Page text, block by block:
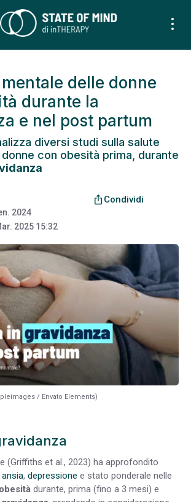
delle donne
durante la
e nel post partum
diversi studi sulla salute
con obesità prima, durante
2024
2025 15:32
ios_share Condividi
/ Envato Elements)
(Griffiths et al., 2023) ha approfondito
ansia, depressione e stato ponderale nelle
obesità durante, prima (fino a 3 mesi) e